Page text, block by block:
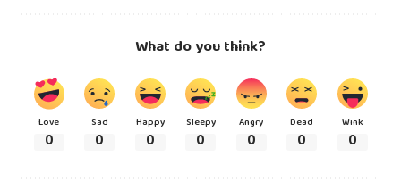
What do you think?
Love
0
Sad
0
Happy
0
Sleepy
0
Angry
0
Dead
0
Wink
0